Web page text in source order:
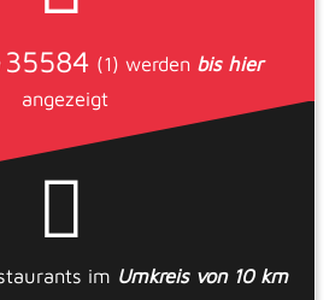
35584 (1) werden bis hier
angezeigt
im Umkreis von 10 km